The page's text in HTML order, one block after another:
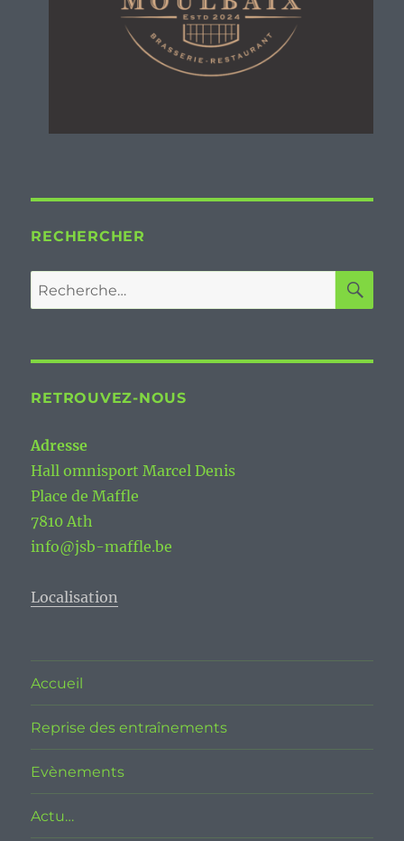
RECHERCHER
Recherche
pour :
RETROUVEZ-NOUS
Adresse
Hall omnisport Marcel Denis
Place de Maffle
7810 Ath
info@jsb-maffle.be
Localisation
Accueil
Reprise des entraînements
Evènements
Actu…